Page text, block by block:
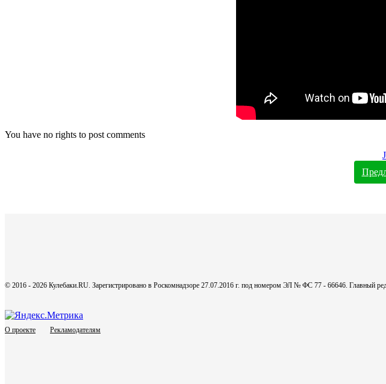
You have no rights to post comments
© 2016 - 2026 Кулебаки.RU. Зарегистрировано в Роскомнадзоре 27.07.2016 г. под номером ЭЛ № ФС 77 - 66646. Главный
О проекте Рекламодателям